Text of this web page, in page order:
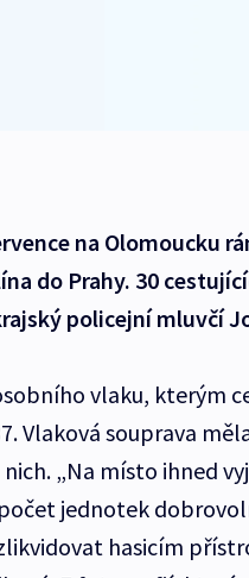
na Olomoucku
do Prahy. 30
policejní mluvčí
vlaku, kterým
Vlaková souprava
„Na místo ihned
jednotek
hasicím